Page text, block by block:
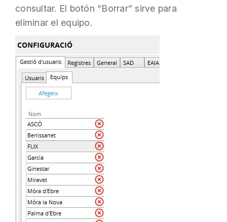
consultar. El botón “Borrar” sirve para
eliminar el equipo.